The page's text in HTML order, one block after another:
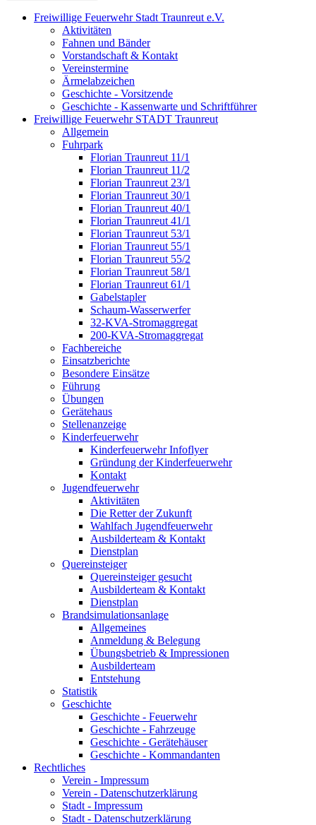
Freiwillige Feuerwehr Stadt Traunreut e.V.
Aktivitäten
Fahnen und Bänder
Vorstandschaft & Kontakt
Vereinstermine
Ärmelabzeichen
Geschichte - Vorsitzende
Geschichte - Kassenwarte und Schriftführer
Freiwillige Feuerwehr STADT Traunreut
Allgemein
Fuhrpark
Florian Traunreut 11/1
Florian Traunreut 11/2
Florian Traunreut 23/1
Florian Traunreut 30/1
Florian Traunreut 40/1
Florian Traunreut 41/1
Florian Traunreut 53/1
Florian Traunreut 55/1
Florian Traunreut 55/2
Florian Traunreut 58/1
Florian Traunreut 61/1
Gabelstapler
Schaum-Wasserwerfer
32-KVA-Stromaggregat
200-KVA-Stromaggregat
Fachbereiche
Einsatzberichte
Besondere Einsätze
Führung
Übungen
Gerätehaus
Stellenanzeige
Kinderfeuerwehr
Kinderfeuerwehr Infoflyer
Gründung der Kinderfeuerwehr
Kontakt
Jugendfeuerwehr
Aktivitäten
Die Retter der Zukunft
Wahlfach Jugendfeuerwehr
Ausbilderteam & Kontakt
Dienstplan
Quereinsteiger
Quereinsteiger gesucht
Ausbilderteam & Kontakt
Dienstplan
Brandsimulationsanlage
Allgemeines
Anmeldung & Belegung
Übungsbetrieb & Impressionen
Ausbilderteam
Entstehung
Statistik
Geschichte
Geschichte - Feuerwehr
Geschichte - Fahrzeuge
Geschichte - Gerätehäuser
Geschichte - Kommandanten
Rechtliches
Verein - Impressum
Verein - Datenschutzerklärung
Stadt - Impressum
Stadt - Datenschutzerklärung